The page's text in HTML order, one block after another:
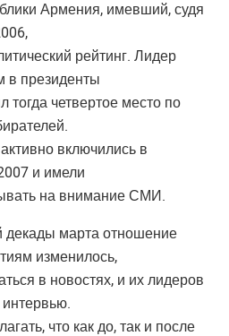
Армения, имевший, судя
рейтинг. Лидер
в президенты
тогда четвертое место по
включились в
и имели
на внимание СМИ.
декады марта отношение
изменилось,
в новостях, и их лидеров
что как до, так и после